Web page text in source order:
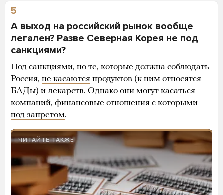
5
А выход на российский рынок вообще
легален? Разве Северная Корея не под
санкциями?
Под санкциями, но те, которые должна соблюдать
Россия, не касаются продуктов (к ним относятся
БАДы) и лекарств. Однако они могут касаться
компаний, финансовые отношения с которыми
под запретом.
ЧИТАЙТЕ ТАКЖЕ